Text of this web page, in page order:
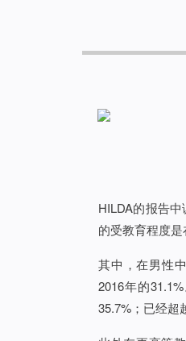
HILDA的报告
的受教育程度是
其中，在男性
2016年的
35.7%；已经超